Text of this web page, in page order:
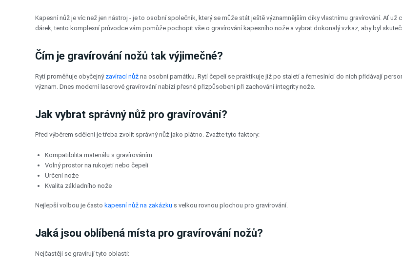
Kapesní nůž je víc než jen nástroj - je to osobní společník, který se může stát ještě významnějším díky vlastnímu gravírování. Ať
dárek, tento komplexní průvodce vám pomůže pochopit vše o gravírování kapesního nože a vybrat dokonalý vzkaz, aby byl
Čím je gravírování nožů tak výjimečné?
Rytí proměňuje obyčejný zavírací nůž na osobní památku. Rytí čepelí se praktikuje již po staletí a řemeslníci do nich přidávají
význam. Dnes moderní laserové gravírování nabízí přesné přizpůsobení při zachování integrity nože.
Jak vybrat správný nůž pro gravírování?
Před výběrem sdělení je třeba zvolit správný nůž jako plátno. Zvažte tyto faktory:
Kompatibilita materiálu s gravírováním
Volný prostor na rukojeti nebo čepeli
Určení nože
Kvalita základního nože
Nejlepší volbou je často kapesní nůž na zakázku s velkou rovnou plochou pro gravírování.
Jaká jsou oblíbená místa pro gravírování nožů?
Nejčastěji se gravírují tyto oblasti: